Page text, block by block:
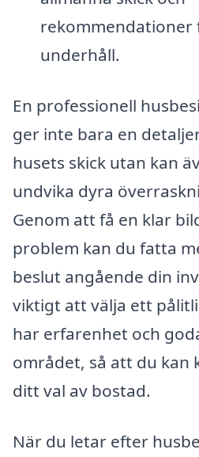
rekommendationer
underhåll.
En professionell
ger inte bara en
husets skick utan kan
undvika dyra
Genom att få en klar
problem kan du fatta
beslut angående din
viktigt att välja ett
har erfarenhet och
området, så att du kan
ditt val av bostad.
När du letar efter